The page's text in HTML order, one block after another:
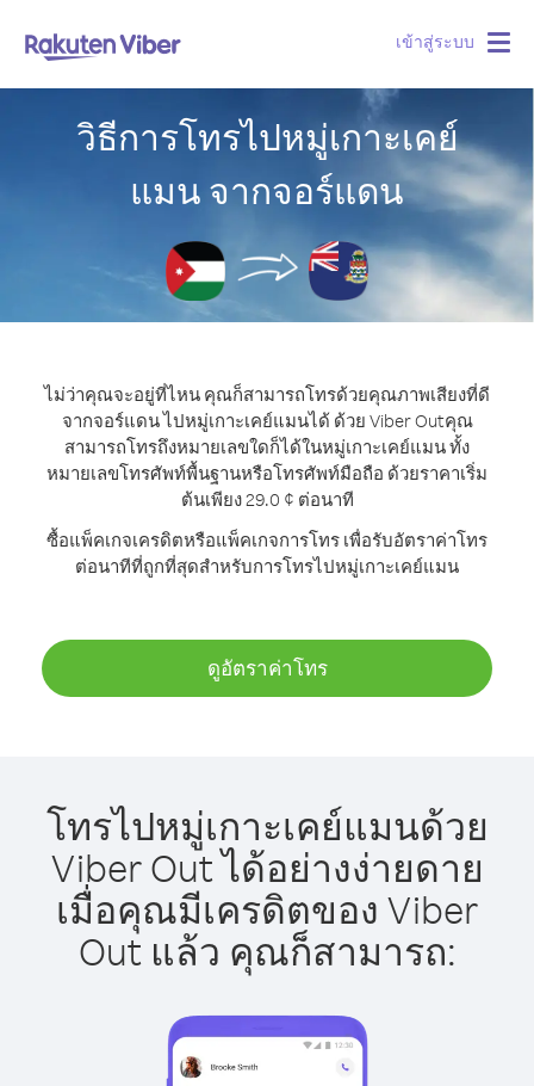
เข้าสู่ระบบ
วิธีการโทรไปหมู่เกาะเคย์
แมน จากจอร์แดน
ไม่ว่าคุณจะอยู่ที่ไหน คุณก็สามารถโทรด้วยคุณภาพเสียงที่ดี
จากจอร์แดน ไปหมู่เกาะเคย์แมนได้ ด้วย Viber Outคุณ
สามารถโทรถึงหมายเลขใดก็ได้ในหมู่เกาะเคย์แมน ทั้ง
หมายเลขโทรศัพท์พื้นฐานหรือโทรศัพท์มือถือ ด้วยราคาเริ่ม
ต้นเพียง 29.0 ¢ ต่อนาที
ซื้อแพ็คเกจเครดิตหรือแพ็คเกจการโทร เพื่อรับอัตราค่าโทร
ต่อนาทีที่ถูกที่สุดสำหรับการโทรไปหมู่เกาะเคย์แมน
ดูอัตราค่าโทร
โทรไปหมู่เกาะเคย์แมนด้วย
Viber Out ได้อย่างง่ายดาย
เมื่อคุณมีเครดิตของ Viber
Out แล้ว คุณก็สามารถ: